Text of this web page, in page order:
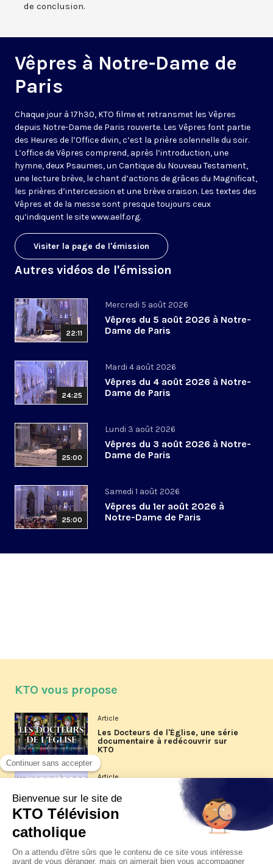
de conclusion.
Vêpres à Notre-Dame de
Paris
Chaque jour à 17h30, KTO filme et retransmet les Vêpres
depuis Notre-Dame de Paris rouverte. Les Vêpres font partie
des Heures de l’Office divin, c’est la prière solennelle du soir.
L’office de Vêpres comprend, après l’introduction, une
hymne, deux Psaumes, un Cantique du Nouveau Testament,
une lecture brève, le chant d’actions de grâces du Magnificat,
les prières d’intercession et une brève oraison. Les textes des
Vêpres et de la messe sont presque toujours ceux
qu’indiquent le sitewww.aelf.org.
Visiter la page de l'émission
Autres vidéos de l'émission
22:11
Mercredi 5 août 2026
Vêpres du 5 août 2026 à Notre-
Dame de Paris
24:25
Mardi 4 août 2026
Vêpres du 4 août 2026 à Notre-
Dame de Paris
25:00
Lundi 3 août 2026
Vêpres du 3 août 2026 à Notre-
Dame de Paris
25:00
Samedi 1 août 2026
Vêpres du 1er août 2026 à
Notre-Dame de Paris
KTO vous propose
Article
Les Docteurs de l'Église, une série
documentaire à redécouvrir sur
KTO
Article
Les reportages d'été 2026 de KTO
La visite pastorale du pape Léon
XIV à Assise à suivre sur KTO le